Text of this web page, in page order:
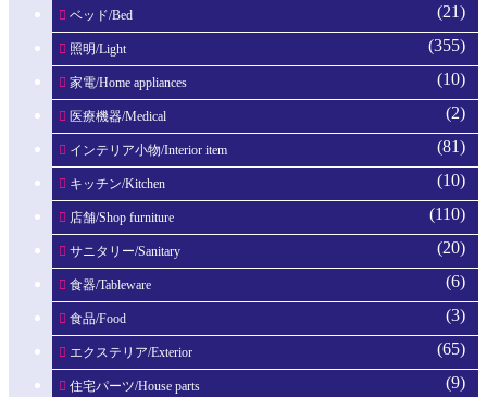
ベッド/Bed (21)
照明/Light (355)
家電/Home appliances (10)
医療機器/Medical (2)
インテリア小物/Interior item (81)
キッチン/Kitchen (10)
店舗/Shop furniture (110)
サニタリー/Sanitary (20)
食器/Tableware (6)
食品/Food (3)
エクステリア/Exterior (65)
住宅パーツ/House parts (9)